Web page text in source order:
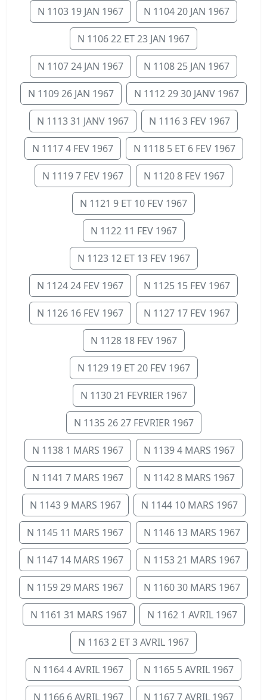
N 1103 19 JAN 1967 N 1104 20 JAN 1967
N 1106 22 ET 23 JAN 1967
N 1107 24 JAN 1967 N 1108 25 JAN 1967
N 1109 26 JAN 1967 N 1112 29 30 JANV 1967
N 1113 31 JANV 1967 N 1116 3 FEV 1967
N 1117 4 FEV 1967 N 1118 5 ET 6 FEV 1967
N 1119 7 FEV 1967 N 1120 8 FEV 1967
N 1121 9 ET 10 FEV 1967
N 1122 11 FEV 1967
N 1123 12 ET 13 FEV 1967
N 1124 24 FEV 1967 N 1125 15 FEV 1967
N 1126 16 FEV 1967 N 1127 17 FEV 1967
N 1128 18 FEV 1967
N 1129 19 ET 20 FEV 1967
N 1130 21 FEVRIER 1967
N 1135 26 27 FEVRIER 1967
N 1138 1 MARS 1967 N 1139 4 MARS 1967
N 1141 7 MARS 1967 N 1142 8 MARS 1967
N 1143 9 MARS 1967 N 1144 10 MARS 1967
N 1145 11 MARS 1967 N 1146 13 MARS 1967
N 1147 14 MARS 1967 N 1153 21 MARS 1967
N 1159 29 MARS 1967 N 1160 30 MARS 1967
N 1161 31 MARS 1967 N 1162 1 AVRIL 1967
N 1163 2 ET 3 AVRIL 1967
N 1164 4 AVRIL 1967 N 1165 5 AVRIL 1967
N 1166 6 AVRIL 1967 N 1167 7 AVRIL 1967